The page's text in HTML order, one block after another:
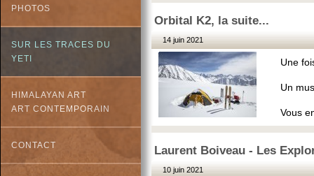
PHOTOS
SUR LES TRACES DU
YETI
HIMALAYAN ART
ART CONTEMPORAIN
CONTACT
Orbital K2, la suite...
14 juin 2021
Une
Un
Vous
Laurent Boiveau - Les
10 juin 2021